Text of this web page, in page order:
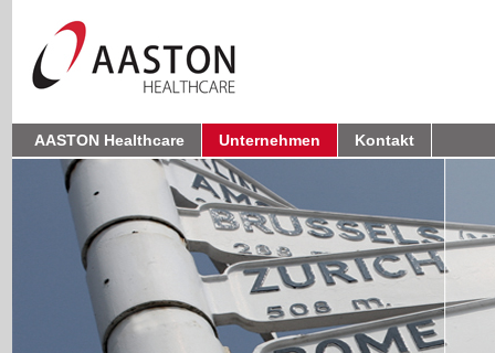
AASTON Healthcare Unternehmen Kontakt